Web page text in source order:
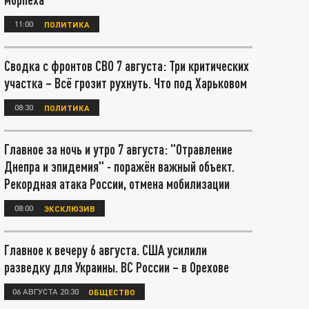
11:00 ПОЛИТИКА
Сводка с фронтов СВО 7 августа: Три критических
участка – Всё грозит рухнуть. Что под Харьковом
08:30 ПОЛИТИКА
Главное за ночь и утро 7 августа: "Отравление
Днепра и эпидемия" - поражён важный объект.
Рекордная атака России, отмена мобилизации
08:00 ЭКСКЛЮЗИВ
Главное к вечеру 6 августа. США усилили
разведку для Украины. ВС России – в Орехове
06 АВГУСТА 20:30 ОБЩЕСТВО